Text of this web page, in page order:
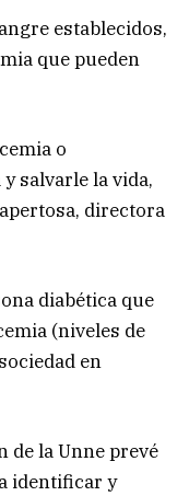
establecidos,
que pueden
o
salvarle la vida,
directora
diabética que
(niveles de
en
de la Unne prevé
identificar y